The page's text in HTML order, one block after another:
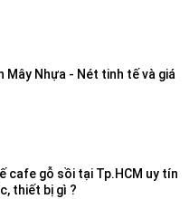
Mây Nhựa - Nét tinh tế và giá
cafe gỗ sồi tại Tp.HCM uy tín
thiết bị gì ?